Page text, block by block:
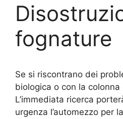
fognature
Se si riscontrano dei
biologica o con la colonna
L’immediata ricerca
urgenza l’automezzo per la